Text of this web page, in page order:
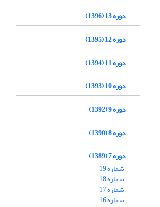
دوره 13 (1396)
دوره 12 (1395)
دوره 11 (1394)
دوره 10 (1393)
دوره 9 (1392)
دوره 8 (1390)
دوره 7 (1389)
شماره 19
شماره 18
شماره 17
شماره 16